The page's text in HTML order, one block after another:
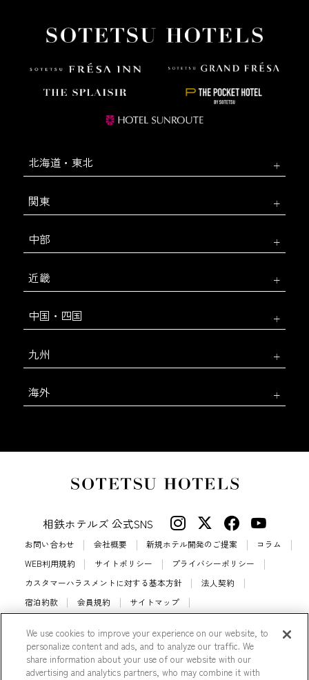
北海道・東北
関東
中部
近畿
中国・四国
九州
海外
相鉄ホテルズ 公式SNS
お問い合わせ 会社概要 新規ホテル開発のご提案
コラム
WEB利用規約
サイトポリシー
プライバシーポリシー
カスタマーハラスメントに対する基本方針
法人契約
宿泊約款
会員規約
サイトマップ
Cookie Settings
We use cookies to improve your experience on our website, to
personalize content and ads, and to analyze our traffic. We
share information about your use of our website with our
advertising and analytics partners, who may combine it with